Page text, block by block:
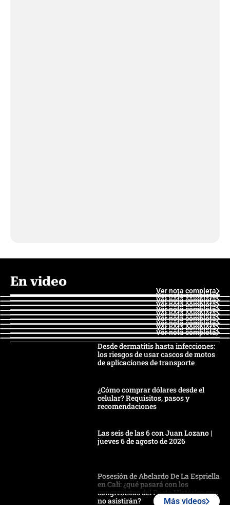
En video
Ver nota completa
Ver nota completa
Ver nota completa
Ver nota completa
Ver nota completa
Ver nota completa
Ver nota completa
Ver nota completa
Ver nota completa
Ver nota completa
Desde dermatitis hasta infecciones:
los riesgos de usar cascos de motos
de aplicaciones de transporte
¿Cómo comprar dólares desde el
celular? Requisitos, pasos y
recomendaciones
Las seis de las 6 con Juan Lozano |
jueves 6 de agosto de 2026
Posesión de Abelardo De La Espriella
en Cali: ¿qué pasará con los
congresistas del Pacto Histórico que
no asistirán?
Más videos